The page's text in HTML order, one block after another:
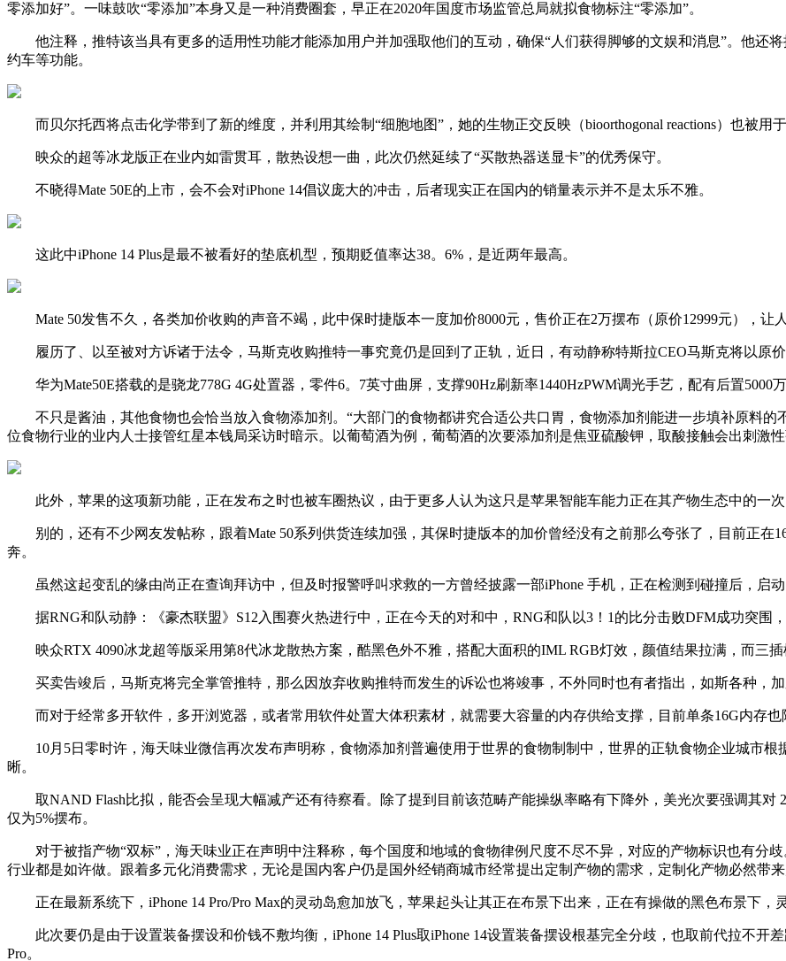
零添加好”。一味鼓吹“零添加”本身又是一种消费圈套，早正在2020年国度市场监管总局就拟食物标注“零添加”。
他注释，推特该当具有更多的适用性功能才能添加用户并加强取他们的互动，确保“人们获得脚够的文娱和消息”。他还
约车等功能。
而贝尔托西将点击化学带到了新的维度，并利用其绘制“细胞地图”，她的生物正交反映（bioorthogonal reactions）也被用
映众的超等冰龙版正在业内如雷贯耳，散热设想一曲，此次仍然延续了“买散热器送显卡”的优秀保守。
不晓得Mate 50E的上市，会不会对iPhone 14倡议庞大的冲击，后者现实正在国内的销量表示并不是太乐不雅。
这此中iPhone 14 Plus是最不被看好的垫底机型，预期贬值率达38。6%，是近两年最高。
Mate 50发售不久，各类加价收购的声音不竭，此中保时捷版本一度加价8000元，售价正在2万摆布（原价12999元），让人
履历了、以至被对方诉诸于法令，马斯克收购推特一事究竟仍是回到了正轨，近日，有动静称特斯拉CEO马斯克将以原价
华为Mate50E搭载的是骁龙778G 4G处置器，零件6。7英寸曲屏，支撑90Hz刷新率1440HzPWM调光手艺，配有后置5000万
不只是酱油，其他食物也会恰当放入食物添加剂。“大部门的食物都讲究合适公共口胃，食物添加剂能进一步填补原料的
位食物行业的业内人士接管红星本钱局采访时暗示。以葡萄酒为例，葡萄酒的次要添加剂是焦亚硫酸钾，取酸接触会出刺激
此外，苹果的这项新功能，正在发布之时也被车圈热议，由于更多人认为这只是苹果智能车能力正在其产物生态中的一次
别的，还有不少网友发帖称，跟着Mate 50系列供货连续加强，其保时捷版本的加价曾经没有之前那么夸张了，目前正在
奔。
虽然这起变乱的缘由尚正在查询拜访中，但及时报警呼叫求救的一方曾经披露一部iPhone 手机，正在检测到碰撞后，启动
据RNG和队动静：《豪杰联盟》S12入围赛火热进行中，正在今天的对和中，RNG和队以3！1的比分击败DFM成功突围，
映众RTX 4090冰龙超等版采用第8代冰龙散热方案，酷黑色外不雅，搭配大面积的IML RGB灯效，颜值结果拉满，而三插
买卖告竣后，马斯克将完全掌管推特，那么因放弃收购推特而发生的诉讼也将竣事，不外同时也有者指出，如斯各种，加
而对于经常多开软件，多开浏览器，或者常用软件处置大体积素材，就需要大容量的内存供给支撑，目前单条16G内存也
10月5日零时许，海天味业微信再次发布声明称，食物添加剂普遍使用于世界的食物制制中，世界的正轨食物企业城市根
晰。
取NAND Flash比拟，能否会呈现大幅减产还有待察看。除了提到目前该范畴产能操纵率略有下降外，美光次要强调其对
仅为5%摆布。
对于被指产物“双标”，海天味业正在声明中注释称，每个国度和地域的食物律例尺度不尽不异，对应的产物标识也有分
行业都是如许做。跟着多元化消费需求，无论是国内客户仍是国外经销商城市经常提出定制产物的需求，定制化产物必然带
正在最新系统下，iPhone 14 Pro/Pro Max的灵动岛愈加放飞，苹果起头让其正在布景下出来，正在有操做的黑色布景下，
此次要仍是由于设置装备摆设和价钱不敷均衡，iPhone 14 Plus取iPhone 14设置装备摆设根基完全分歧，也取前代拉不开
Pro。